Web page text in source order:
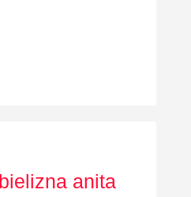
bielizna anita